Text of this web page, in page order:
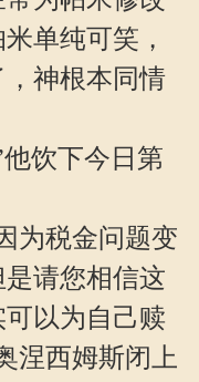
单纯可笑，
神根本同情
饮下今日第
为税金问题变
请您相信这
以为自己赎
涅西姆斯闭上